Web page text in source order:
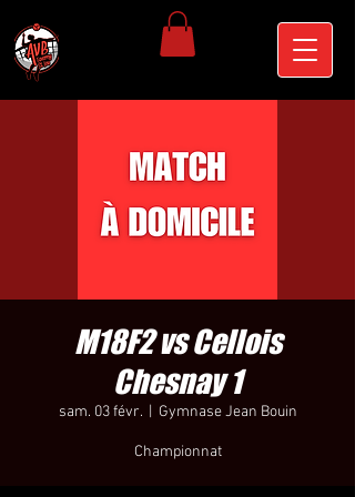
M18F2 vs Cellois
Chesnay 1
sam. 03 févr.
  |
Gymnase Jean Bouin
Championnat